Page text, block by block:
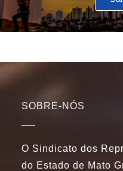
SOBRE-NÓS
O Sindicato dos
do Estado de Mato